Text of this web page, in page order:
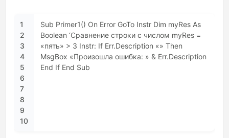
1
2
3
4
5
6
7
8
9
10
Sub Primer1() On Error GoTo Instr Dim myRes As
Boolean ‘Сравнение строки с числом myRes =
«пять» > 3 Instr: If Err.Description «» Then
MsgBox «Произошла ошибка: » & Err.Description
End If End Sub